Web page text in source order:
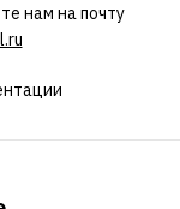
нам на почту